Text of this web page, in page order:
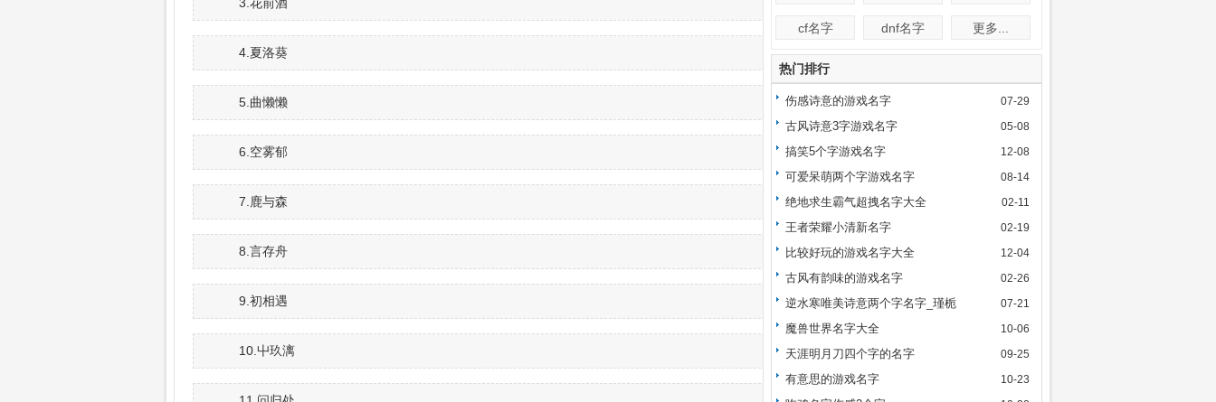
4.夏洛葵
5.曲懒懒
6.空雾郁
7.鹿与森
8.言存舟
9.初相遇
10.屮玖漓
cf名字 dnf名字 更多...
热门排行
07-29
伤感诗意的游戏名字
05-08
古风诗意3字游戏名字
12-08
搞笑5个字游戏名字
08-14
可爱呆萌两个字游戏名字
02-11
绝地求生霸气超拽名字大全
02-19
王者荣耀小清新名字
12-04
比较好玩的游戏名字大全
02-26
古风有韵味的游戏名字
07-21
逆水寒唯美诗意两个字名字_瑾栀
10-06
魔兽世界名字大全
09-25
天涯明月刀四个字的名字
10-23
有意思的游戏名字